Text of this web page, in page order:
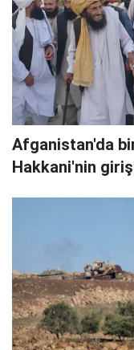
Afganistan'da
Hakkani'nin